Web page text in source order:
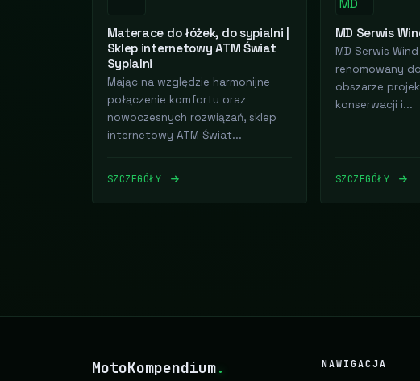
Materace do łóżek, do sypialni |
Sklep internetowy ATM Świat
Sypialni
Mając na względzie harmonijne
połączenie komfortu oraz
nowoczesnych rozwiązań, sklep
internetowy ATM Świat...
SZCZEGÓŁY
MD Serwis
MD Serwis
renomowany
obszarze
konserwacji i...
SZCZEGÓŁY
MotoKompendium. NAWIGACJA